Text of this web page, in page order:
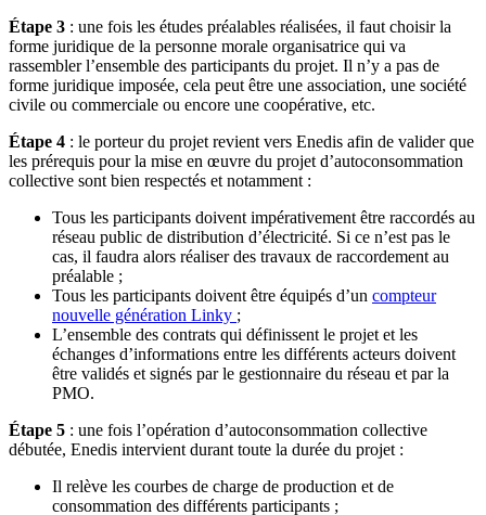
Étape 3 : une fois les études préalables réalisées, il faut choisir la
forme juridique de la personne morale organisatrice qui va
rassembler l’ensemble des participants du projet. Il n’y a pas de
forme juridique imposée, cela peut être une association, une société
civile ou commerciale ou encore une coopérative, etc.
Étape 4 : le porteur du projet revient vers Enedis afin de valider que
les prérequis pour la mise en œuvre du projet d’autoconsommation
collective sont bien respectés et notamment :
Tous les participants doivent impérativement être raccordés au
réseau public de distribution d’électricité. Si ce n’est pas le
cas, il faudra alors réaliser des travaux de raccordement au
préalable ;
Tous les participants doivent être équipés d’un compteur
nouvelle génération Linky ;
L’ensemble des contrats qui définissent le projet et les
échanges d’informations entre les différents acteurs doivent
être validés et signés par le gestionnaire du réseau et par la
PMO.
Étape 5 : une fois l’opération d’autoconsommation collective
débutée, Enedis intervient durant toute la durée du projet :
Il relève les courbes de charge de production et de
consommation des différents participants ;